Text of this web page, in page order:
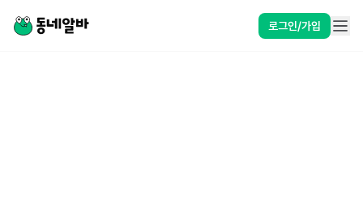
로그인/가입